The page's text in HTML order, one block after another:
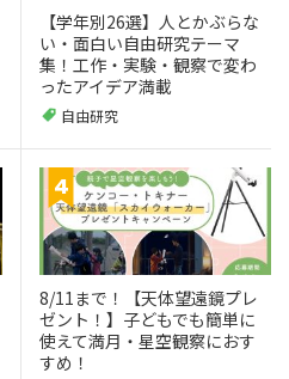
【学年別26選】人とかぶらな
い・面白い自由研究テーマ
集！工作・実験・観察で変わ
ったアイデア満載
自由研究
8/11まで！【天体望遠鏡プレ
ゼント！】子どもでも簡単に
使えて満月・星空観察におす
すめ！